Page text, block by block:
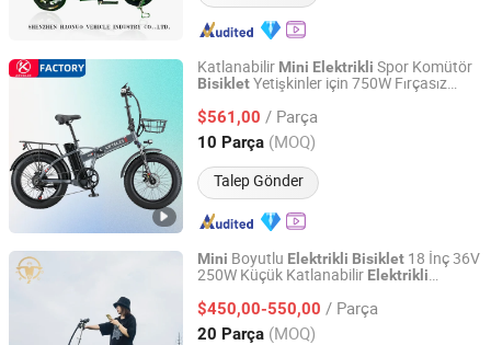
Katlanabilir Mini Elektrikli Spor Komütör
BisikletYetişkinler için 750W Fırçasız
20" Dağ Fat Tekerlek
$561,00 / Parça
10 Parça (MOQ)
Talep Gönder
Dongguan Keteles Outdoor Sporting Goods Co., Ltd.
Guangdong, China Fiyat 2025
Mini Boyutlu Elektrikli Bisiklet 18 İnç 36V
250W Küçük Katlanabilir Elektrikli
$450,00-550,00 / Parça
20 Parça (MOQ)
Jiangsu Triuni Import & Export Co., Ltd.
Jiangsu, China Fiyat 2020